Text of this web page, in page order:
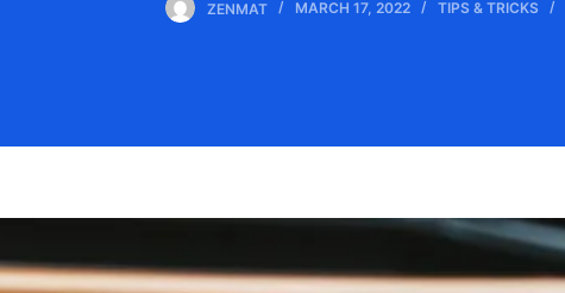
ZENMAT MARCH 17, 2022 TIPS & TRICKS